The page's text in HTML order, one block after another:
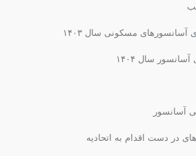
آسانسورهای مسکونی سال ۱۴۰۳
سال ۱۴۰۴
آسانسور
در دست اقدام به اتحادیه